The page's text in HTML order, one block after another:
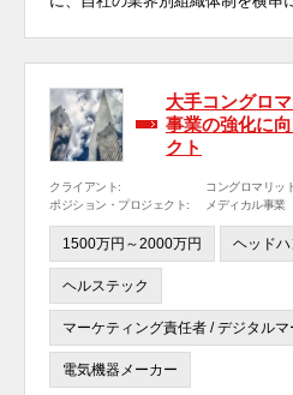
大手コングロ
事業の強化に
クト
クライアント:
コングロマリッ
ポジション・プロジェクト:
メディカル事
1500万円～2000万円 ヘッド
ヘルステック
マーケティング責任者 / デジタル
電気機器メーカー